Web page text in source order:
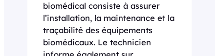
biomédical consiste à assurer
l’installation, la maintenance et la
traçabilité des équipements
biomédicaux. Le technicien